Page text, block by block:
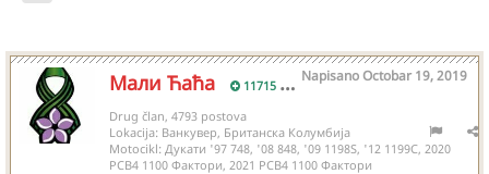
Мали Ћаћа 11715
NapisanoOctobar 19, 2019
Drug član, 4793 postova
Lokacija: Ванкувер, Британска Колумбија
Motocikl: Дукати '97 748, '08 848, '09 1198S, '12 1199С, 2020
РСВ4 1100 Фактори, 2021 РСВ4 1100 Фактори